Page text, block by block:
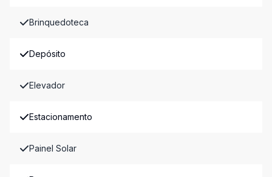
Brinquedoteca
Depósito
Elevador
Estacionamento
Painel Solar